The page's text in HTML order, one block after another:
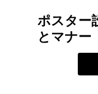
ポスター
とマナー